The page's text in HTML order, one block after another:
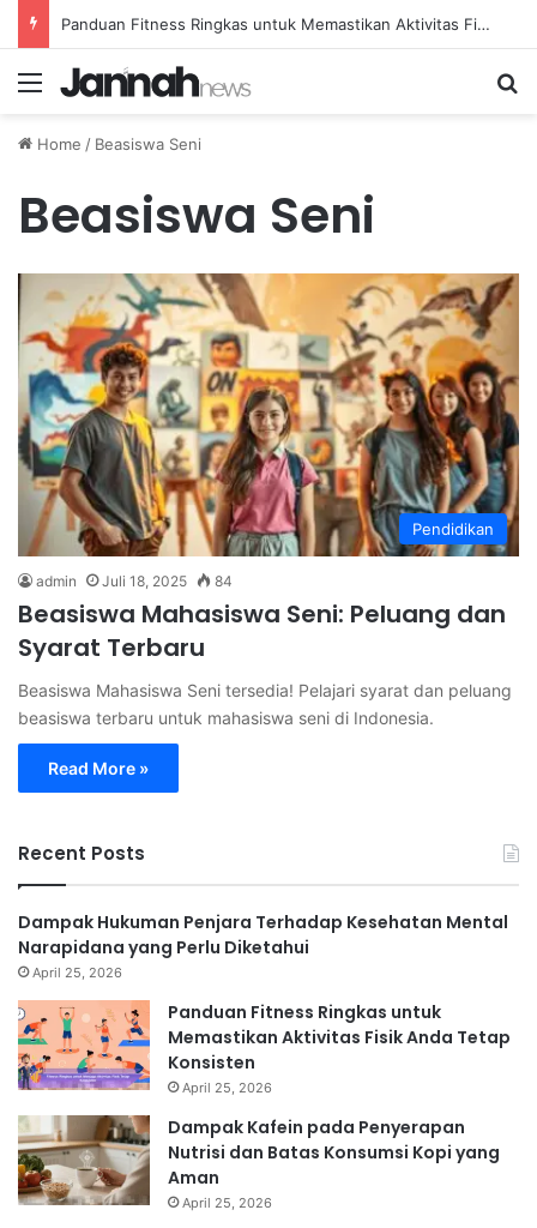
Panduan Fitness Ringkas untuk Memastikan Aktivitas Fisik Anda Tetap Konsisten
Menu
Home / Beasiswa Seni
Beasiswa Seni
Pendidikan
admin Juli 18, 2025 84
Beasiswa Mahasiswa Seni: Peluang dan
Syarat Terbaru
Beasiswa Mahasiswa Seni tersedia! Pelajari syarat dan peluang
beasiswa terbaru untuk mahasiswa seni di Indonesia.
Read More »
Recent Posts
Dampak Hukuman Penjara Terhadap Kesehatan Mental
Narapidana yang Perlu Diketahui
April 25, 2026
Panduan Fitness Ringkas untuk
Memastikan Aktivitas Fisik Anda Tetap
Konsisten
April 25, 2026
Dampak Kafein pada Penyerapan
Nutrisi dan Batas Konsumsi Kopi yang
Aman
April 25, 2026